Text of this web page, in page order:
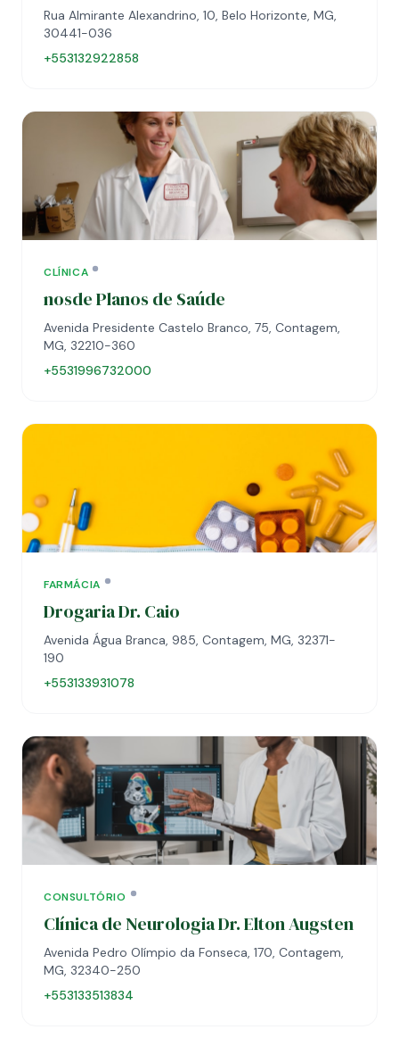
Rua Almirante Alexandrino, 10, Belo Horizonte, MG,
30441-036
+553132922858
CLÍNICA
nosde Planos de Saúde
Avenida Presidente Castelo Branco, 75, Contagem,
MG, 32210-360
+5531996732000
FARMÁCIA
Drogaria Dr. Caio
Avenida Água Branca, 985, Contagem, MG, 32371-
190
+553133931078
CONSULTÓRIO
Clínica de Neurologia Dr. Elton Augsten
Avenida Pedro Olímpio da Fonseca, 170, Contagem,
MG, 32340-250
+553133513834